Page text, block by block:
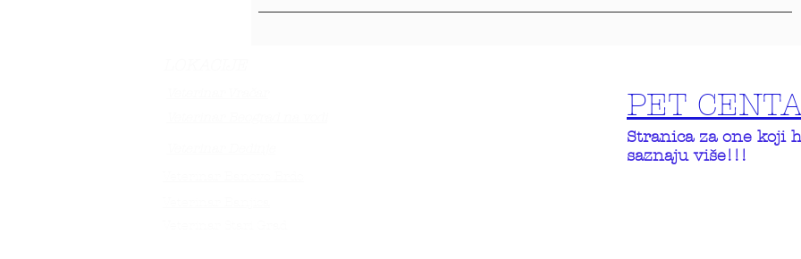
PET
Stranica za one koji
saznaju više!!!